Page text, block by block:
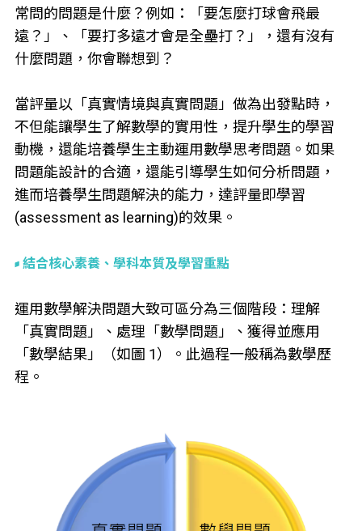
常問的問題是什麼？例如：「要怎麼打球會飛最
遠？」、「要打多遠才會是全壘打？」，還有沒有
什麼問題，你會聯想到？
當評量以「真實情境與真實問題」做為出發點時，
不但能讓學生了解數學的實用性，提升學生的學習
動機，還能培養學生主動運用數學思考問題。如果
問題能設計的合適，還能引導學生如何分析問題，
進而培養學生問題解決的能力，達評量即學習
(assessment as learning)的效果。
結合核心素養、學科本質及學習重點
運用數學解決問題大致可區分為三個階段：理解
「真實問題」、處理「數學問題」、獲得並應用
「數學結果」（如圖 1）。此過程一般稱為數學歷
程。